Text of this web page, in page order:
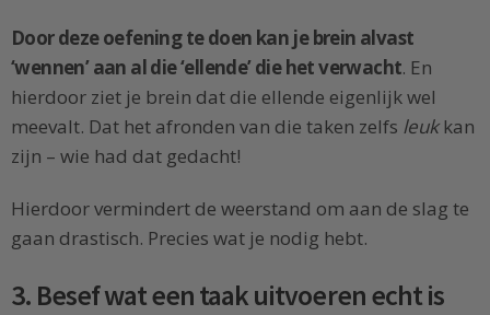
Door deze oefening te doen kan je brein alvast
‘wennen’ aan al die ‘ellende’ die het verwacht. En
hierdoor ziet je brein dat die ellende eigenlijk wel
meevalt. Dat het afronden van die taken zelfs leukkan
zijn – wie had dat gedacht!
Hierdoor vermindert de weerstand om aan de slag te
gaan drastisch. Precies wat je nodig hebt.
3. Besef wat een taak uitvoeren echt is